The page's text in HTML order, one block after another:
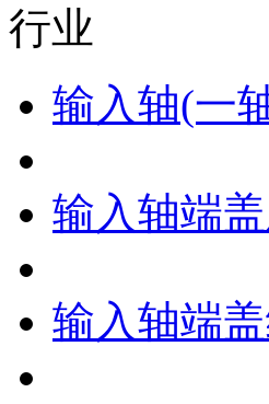
行业
输入轴(一
输入轴端
输入轴端